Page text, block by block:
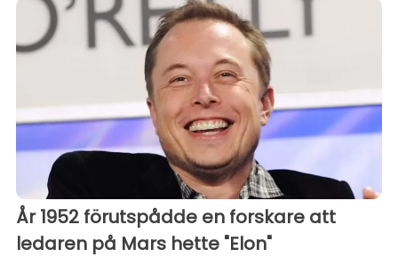
År 1952 förutspådde en forskare att
ledaren på Mars hette "Elon"